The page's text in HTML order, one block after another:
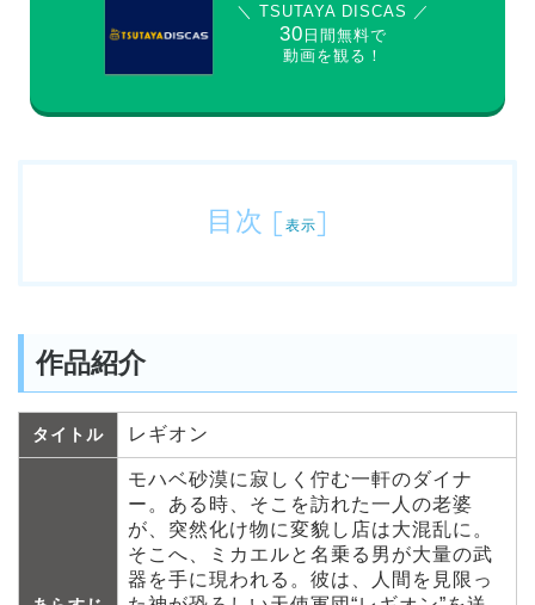
＼ TSUTAYA DISCAS ／
30 日間無料で
動画を観る！
目次 [ 表示]
作品紹介
タイトル レギオン
モハベ砂漠に寂しく佇む一軒のダイナ
ー。ある時、そこを訪れた一人の老婆
が、突然化け物に変貌し店は大混乱に。
そこへ、ミカエルと名乗る男が大量の武
器を手に現われる。彼は、人間を見限っ